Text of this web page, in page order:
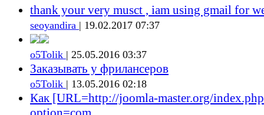
thank your very musct , iam using gmail for
seoyandira | 19.02.2017 07:37
o5Tolik | 25.05.2016 03:37
Заказывать у фрилансеров
o5Tolik | 13.05.2016 02:18
Как [URL=http://joomla-master.org/